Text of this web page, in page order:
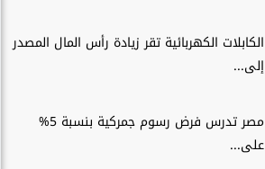
الكابلات الكهربائية تقر زيادة رأس المال المصدر
إلى...
مصر تدرس فرض رسوم جمركية بنسبة 5%
على...